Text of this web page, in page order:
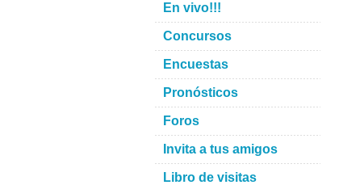
En vivo!!!
Concursos
Encuestas
Pronósticos
Foros
Invita a tus amigos
Libro de visitas